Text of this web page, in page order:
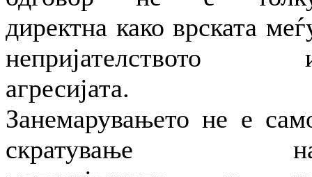
директна како врската
непријателството
агресијата.
Занемарувањето не е
скратување